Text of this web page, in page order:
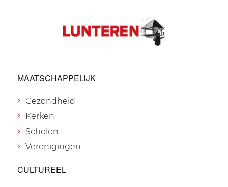
MAATSCHAPPELIJK
Gezondheid
Kerken
Scholen
Verenigingen
CULTUREEL